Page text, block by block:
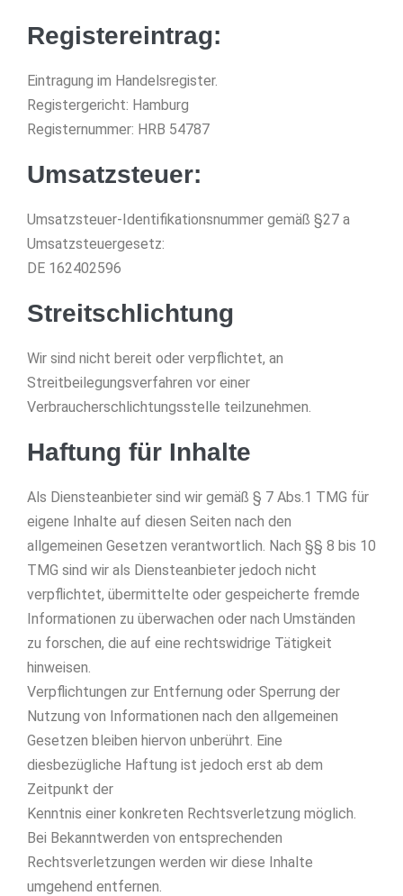
Registereintrag:
Eintragung im Handelsregister.
Registergericht: Hamburg
Registernummer: HRB 54787
Umsatzsteuer:
Umsatzsteuer-Identifikationsnummer gemäß §27 a
Umsatzsteuergesetz:
DE 162402596
Streitschlichtung
Wir sind nicht bereit oder verpflichtet, an
Streitbeilegungsverfahren vor einer
Verbraucherschlichtungsstelle teilzunehmen.
Haftung für Inhalte
Als Diensteanbieter sind wir gemäß § 7 Abs.1 TMG für
eigene Inhalte auf diesen Seiten nach den
allgemeinen Gesetzen verantwortlich. Nach §§ 8 bis 10
TMG sind wir als Diensteanbieter jedoch nicht
verpflichtet, übermittelte oder gespeicherte fremde
Informationen zu überwachen oder nach Umständen
zu forschen, die auf eine rechtswidrige Tätigkeit
hinweisen.
Verpflichtungen zur Entfernung oder Sperrung der
Nutzung von Informationen nach den allgemeinen
Gesetzen bleiben hiervon unberührt. Eine
diesbezügliche Haftung ist jedoch erst ab dem
Zeitpunkt der
Kenntnis einer konkreten Rechtsverletzung möglich.
Bei Bekanntwerden von entsprechenden
Rechtsverletzungen werden wir diese Inhalte
umgehend entfernen.